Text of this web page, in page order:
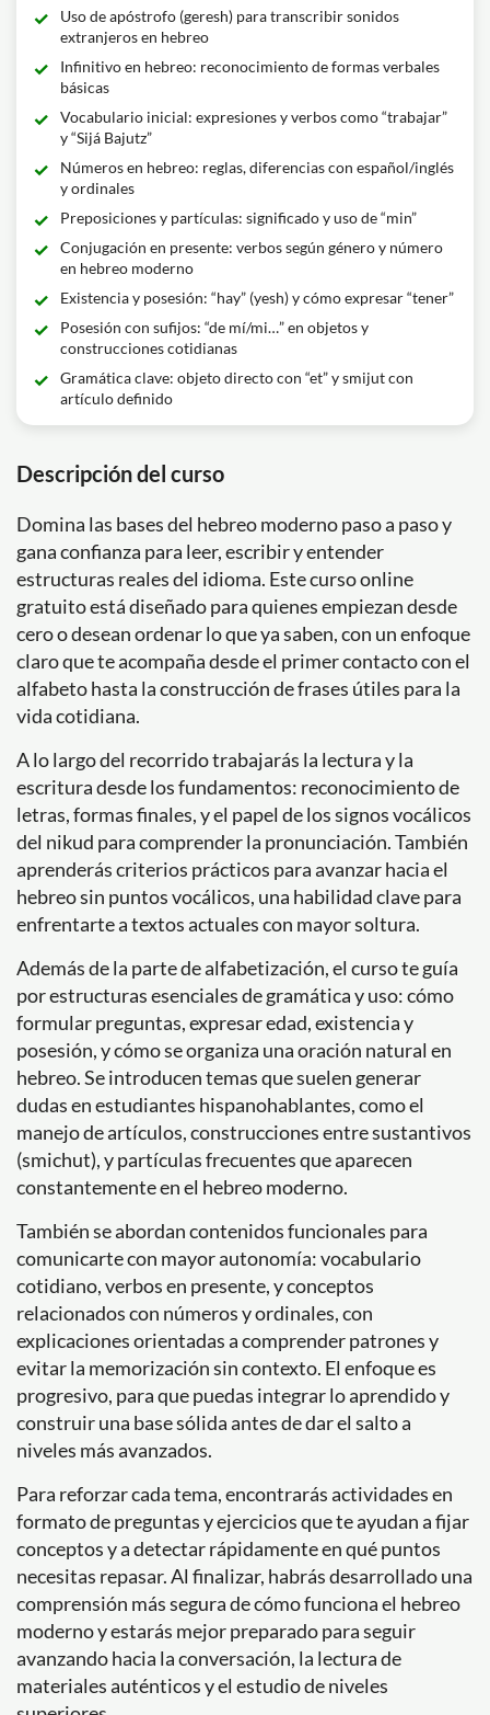
Uso de apóstrofo (geresh) para transcribir sonidos
extranjeros en hebreo
Infinitivo en hebreo: reconocimiento de formas verbales
básicas
Vocabulario inicial: expresiones y verbos como “trabajar”
y “Sijá Bajutz”
Números en hebreo: reglas, diferencias con español/inglés
y ordinales
Preposiciones y partículas: significado y uso de “min”
Conjugación en presente: verbos según género y número
en hebreo moderno
Existencia y posesión: “hay” (yesh) y cómo expresar “tener”
Posesión con sufijos: “de mí/mi…” en objetos y
construcciones cotidianas
Gramática clave: objeto directo con “et” y smijut con
artículo definido
Descripción del curso
Domina las bases del hebreo moderno paso a paso y
gana confianza para leer, escribir y entender
estructuras reales del idioma. Este curso online
gratuito está diseñado para quienes empiezan desde
cero o desean ordenar lo que ya saben, con un enfoque
claro que te acompaña desde el primer contacto con el
alfabeto hasta la construcción de frases útiles para la
vida cotidiana.
A lo largo del recorrido trabajarás la lectura y la
escritura desde los fundamentos: reconocimiento de
letras, formas finales, y el papel de los signos vocálicos
del nikud para comprender la pronunciación. También
aprenderás criterios prácticos para avanzar hacia el
hebreo sin puntos vocálicos, una habilidad clave para
enfrentarte a textos actuales con mayor soltura.
Además de la parte de alfabetización, el curso te guía
por estructuras esenciales de gramática y uso: cómo
formular preguntas, expresar edad, existencia y
posesión, y cómo se organiza una oración natural en
hebreo. Se introducen temas que suelen generar
dudas en estudiantes hispanohablantes, como el
manejo de artículos, construcciones entre sustantivos
(smichut), y partículas frecuentes que aparecen
constantemente en el hebreo moderno.
También se abordan contenidos funcionales para
comunicarte con mayor autonomía: vocabulario
cotidiano, verbos en presente, y conceptos
relacionados con números y ordinales, con
explicaciones orientadas a comprender patrones y
evitar la memorización sin contexto. El enfoque es
progresivo, para que puedas integrar lo aprendido y
construir una base sólida antes de dar el salto a
niveles más avanzados.
Para reforzar cada tema, encontrarás actividades en
formato de preguntas y ejercicios que te ayudan a fijar
conceptos y a detectar rápidamente en qué puntos
necesitas repasar. Al finalizar, habrás desarrollado una
comprensión más segura de cómo funciona el hebreo
moderno y estarás mejor preparado para seguir
avanzando hacia la conversación, la lectura de
materiales auténticos y el estudio de niveles